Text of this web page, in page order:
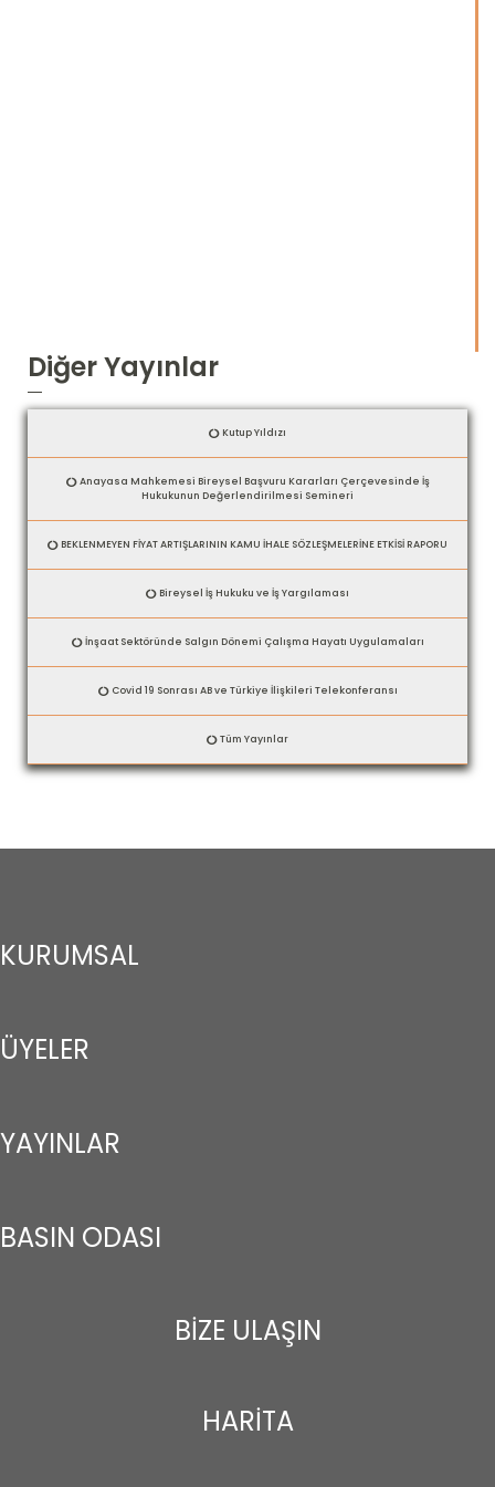
Diğer Yayınlar
Kutup Yıldızı
Anayasa Mahkemesi Bireysel Başvuru Kararları Çerçevesinde İş
Hukukunun Değerlendirilmesi Semineri
BEKLENMEYEN FİYAT ARTIŞLARININ KAMU İHALE SÖZLEŞMELERİNE ETKİSİ RAPORU
Bireysel İş Hukuku ve İş Yargılaması
İnşaat Sektöründe Salgın Dönemi Çalışma Hayatı Uygulamaları
Covid 19 Sonrası AB ve Türkiye İlişkileri Telekonferansı
Tüm Yayınlar
KURUMSAL
ÜYELER
YAYINLAR
BASIN ODASI
BİZE ULAŞIN
HARİTA